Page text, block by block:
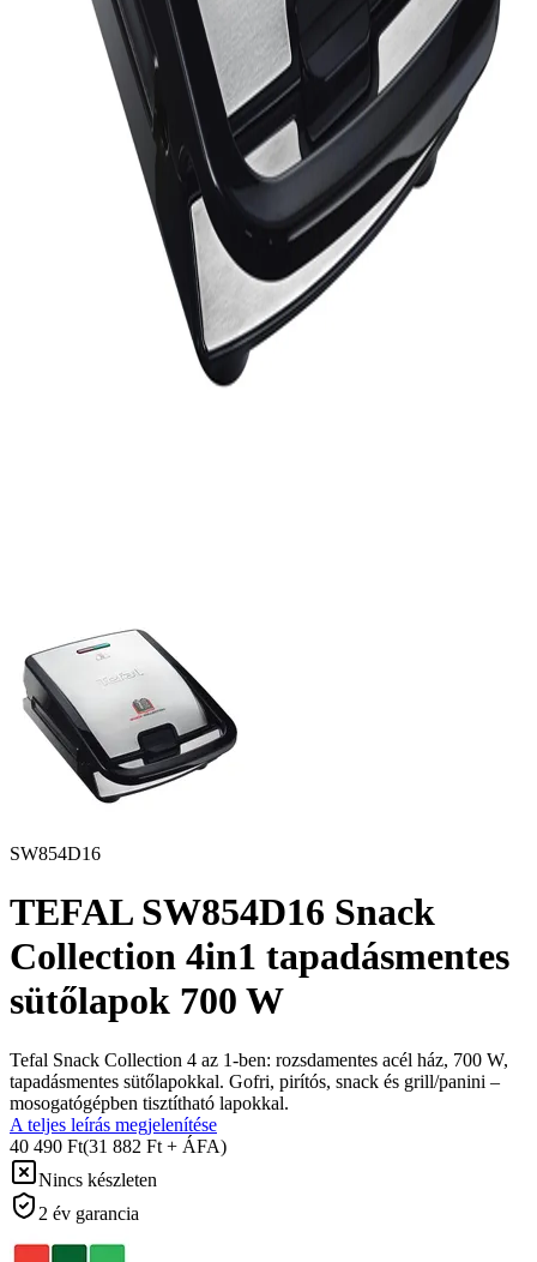
SW854D16
TEFAL SW854D16 Snack
Collection 4in1 tapadásmentes
sütőlapok 700 W
Tefal Snack Collection 4 az 1-ben: rozsdamentes acél ház, 700 W,
tapadásmentes sütőlapokkal. Gofri, pirítós, snack és grill/panini –
mosogatógépben tisztítható lapokkal.
A teljes leírás megjelenítése
40 490 Ft(31 882 Ft + ÁFA)
Nincs készleten
2 év garancia